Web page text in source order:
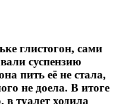
глистогон, сами
суспензию
пить её не стала,
не доела. В итоге
туалет ходила